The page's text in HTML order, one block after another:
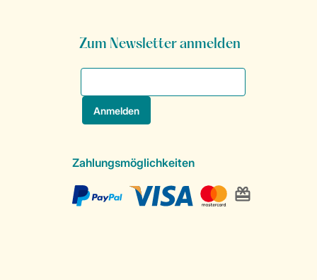
Zum Newsletter anmelden
Zahlungsmöglichkeiten